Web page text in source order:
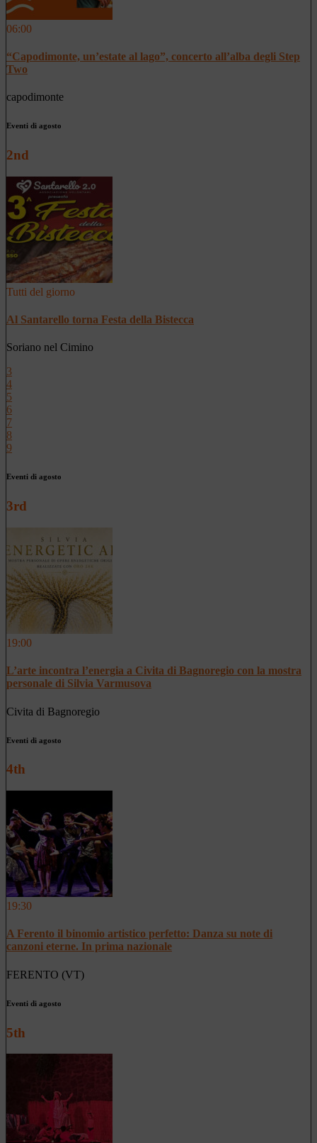
06:00
“Capodimonte, un’estate al lago”, concerto all’alba degli Step
Two
capodimonte
Eventi di agosto
2nd
Tutti del giorno
Al Santarello torna Festa della Bistecca
Soriano nel Cimino
3
4
5
6
7
8
9
Eventi di agosto
3rd
19:00
L’arte incontra l’energia a Civita di Bagnoregio con la mostra
personale di Silvia Varmusova
Civita di Bagnoregio
Eventi di agosto
4th
19:30
A Ferento il binomio artistico perfetto: Danza su note di
canzoni eterne. In prima nazionale
FERENTO (VT)
Eventi di agosto
5th